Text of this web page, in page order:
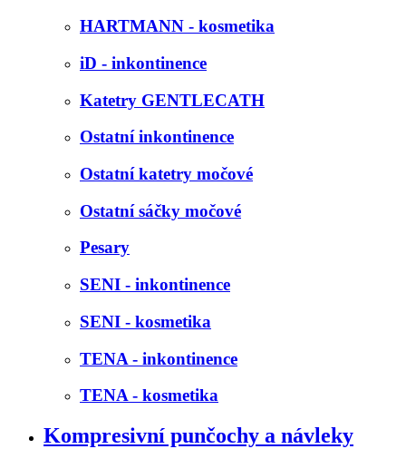
HARTMANN - kosmetika
iD - inkontinence
Katetry GENTLECATH
Ostatní inkontinence
Ostatní katetry močové
Ostatní sáčky močové
Pesary
SENI - inkontinence
SENI - kosmetika
TENA - inkontinence
TENA - kosmetika
Kompresivní punčochy a návleky